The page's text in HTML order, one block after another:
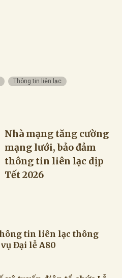
Thông tin liên lạc
Nhà mạng tăng cường
mạng lưới, bảo đảm
thông tin liên lạc dịp
Tết 2026
tin liên lạc thông
Đại lễ A80